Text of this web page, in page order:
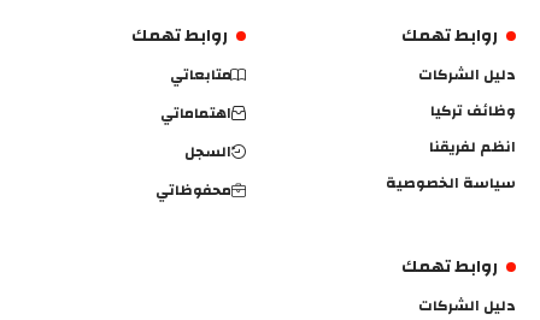
روابط تهمك
دليل الشركات
وظائف تركيا
انظم لفريقنا
سياسة الخصوصية
روابط تهمك
متابعاتي
اهتماماتي
السجل
محفوظاتي
روابط تهمك
دليل الشركات